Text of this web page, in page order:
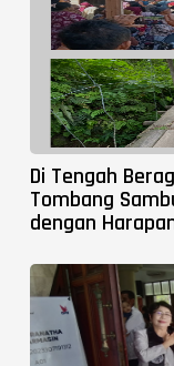
Di Tengah
Tombang
dengan